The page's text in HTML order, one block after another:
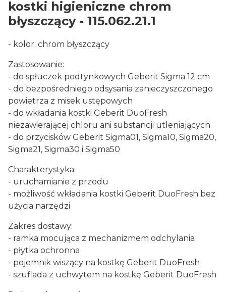
kostki higieniczne chrom
błyszczący - 115.062.21.1
- kolor: chrom błyszczący
Zastosowanie:
- do spłuczek podtynkowych Geberit Sigma 12 cm
- do bezpośredniego odsysania zanieczyszczonego
powietrza z misek ustępowych
- do wkładania kostki Geberit DuoFresh
niezawierającej chloru ani substancji utleniających
- do przycisków Geberit Sigma01, Sigma10, Sigma20,
Sigma21, Sigma30 i Sigma50
Charakterystyka:
- uruchamianie z przodu
- możliwość wkładania kostki Geberit DuoFresh bez
użycia narzędzi
Zakres dostawy:
- ramka mocująca z mechanizmem odchylania
- płytka ochronna
- pojemnik wiszący na kostkę Geberit DuoFresh
- szuflada z uchwytem na kostkę Geberit DuoFresh